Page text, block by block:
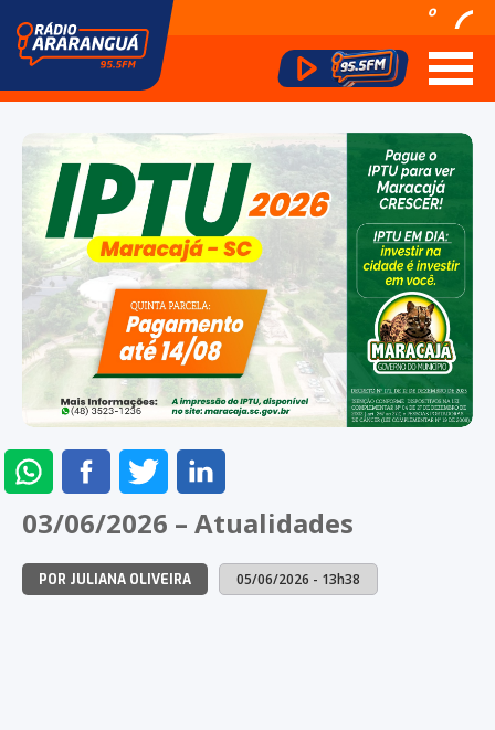
º
ENVIAR
NO
WHATSAPP
COMPARTILHAR
NO
FACEBOOK
COMPARTILHAR
NO
TWITTERLINKEDIN
03/06/2026 – Atualidades
POR JULIANA OLIVEIRA 05/06/2026 - 13h38